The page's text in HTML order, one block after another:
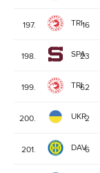
197. TRI16
198. SPA23
199. TRI62
200. UKR2
201. DAV6